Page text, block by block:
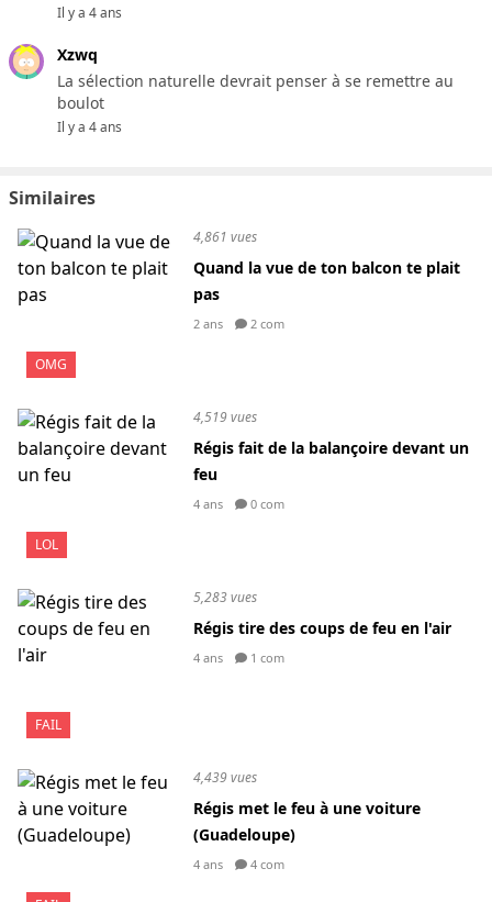
Il y a 4 ans
Xzwq
La sélection naturelle devrait penser à se remettre au
boulot
Il y a 4 ans
Similaires
OMG
4,861 vues
Quand la vue de ton balcon te plait
pas
2 ans 2 com
LOL
4,519 vues
Régis fait de la balançoire devant un
feu
4 ans 0 com
FAIL
5,283 vues
Régis tire des coups de feu en l'air
4 ans 1 com
4,439 vues
Régis met le feu à une voiture
(Guadeloupe)
4 ans 4 com